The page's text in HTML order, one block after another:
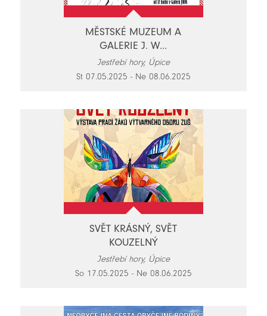
MĚSTSKÉ MUZEUM A
GALERIE J. W...
Jestřebí hory, Úpice
St 07.05.2025 - Ne 08.06.2025
SVĚT KRÁSNÝ, SVĚT
KOUZELNÝ
Jestřebí hory, Úpice
So 17.05.2025 - Ne 08.06.2025